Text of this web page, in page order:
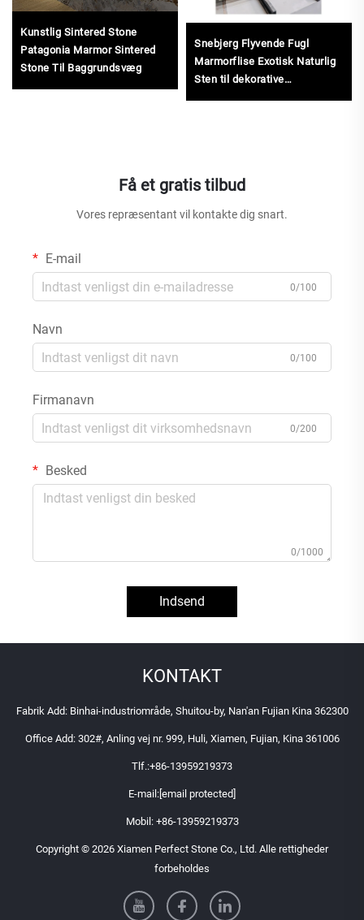
Kunstlig Sintered Stone
Patagonia Marmor Sintered
Stone Til Baggrundsvæg
Snebjerg Flyvende Fugl
Marmorflise Exotisk Naturlig
Sten til dekorative
Få et gratis tilbud
Vores repræsentant vil kontakte dig snart.
E-mail
0/100
Navn
0/100
Firmanavn
0/200
Besked
0/1000
Indsend
KONTAKT
Fabrik Add: Binhai-industriområde, Shuitou-by, Nan'an Fujian Kina 362300
Office Add: 302#, Anling vej nr. 999, Huli, Xiamen, Fujian, Kina 361006
Tlf.:+86-13959219373
E-mail: [email protected]
Mobil: +86-13959219373
Copyright © 2026 Xiamen Perfect Stone Co., Ltd. Alle rettigheder
forbeholdes